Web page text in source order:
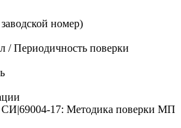
номер)
/ Периодичность поверки
СИ|69004-17: Методика поверки МП